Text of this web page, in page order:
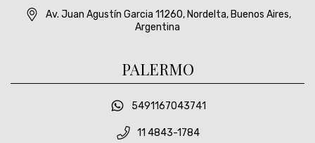
Av. Juan Agustín Garcia 11260, Nordelta, Buenos Aires,
Argentina
PALERMO
5491167043741
11 4843-1784